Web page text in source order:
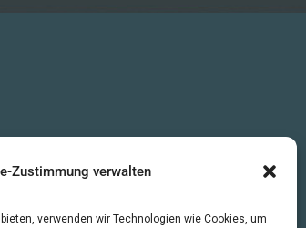
Zustimmung verwalten
verwenden wir Technologien wie Cookies, um